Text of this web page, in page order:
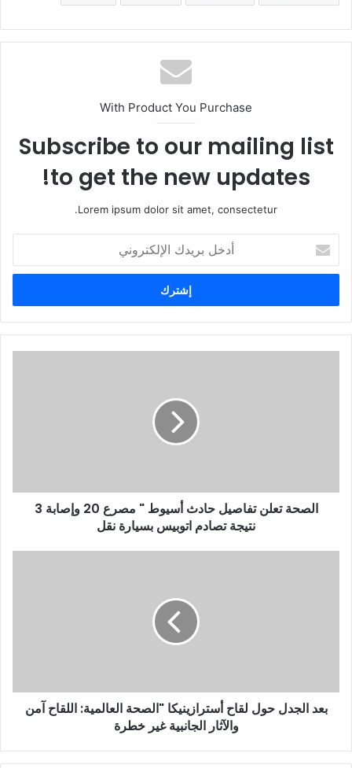
With Product You Purchase
Subscribe to our mailing list
to get the new updates!
Lorem ipsum dolor sit amet, consectetur.
خ
ب
ر
ر
الصحة تعلن تفاصيل حادث أسيوط " مصرع 20 وإصابة 3
نتيجة تصادم اتوبيس بسيارة نقل
بعد الجدل حول لقاح أسترازينيكا "الصحة العالمية: اللقاح آمن
والآثار الجانبية غير خطرة